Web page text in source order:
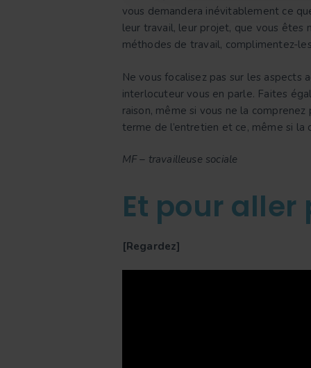
vous demandera inévitablement ce
leur travail, leur projet, que vous êtes
méthodes de travail, complimentez-
Ne vous focalisez pas sur les
interlocuteur vous en parle. Faites
raison, même si vous ne la
terme de l’entretien et ce, même si la
MF – travailleuse sociale
Et pour aller
[Regardez]